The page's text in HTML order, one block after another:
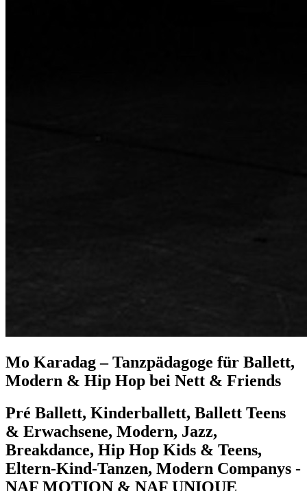
Mo Karadag – Tanzpädagoge für Ballett,
Modern & Hip Hop bei Nett & Friends
Pré Ballett, Kinderballett, Ballett Teens
& Erwachsene, Modern, Jazz,
Breakdance, Hip Hop Kids & Teens,
Eltern-Kind-Tanzen, Modern Companys -
NAF MOTION & NAF UNIQUE